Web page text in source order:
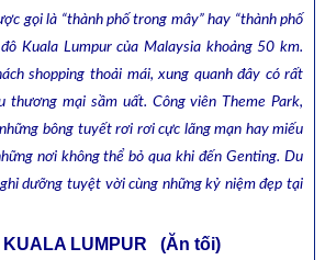
gọi là “thành phố trong mây” hay “thành phố
Kuala Lumpur của Malaysia khoảng 50 km.
shopping thoải mái, xung quanh đây có rất
thương mại sầm uất. Công viên Theme Park,
bông tuyết rơi rơi cực lãng mạn hay miếu
nơi không thể bỏ qua khi đến Genting. Du
dưỡng tuyệt vời cùng những kỷ niệm đẹp tại
KUALA LUMPUR (Ăn tối)